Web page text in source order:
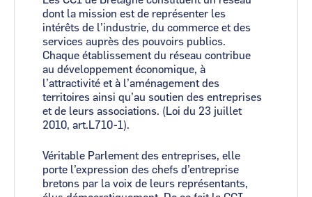
dont la mission est de représenter les
intérêts de l’industrie, du commerce et des
services auprès des pouvoirs publics.
Chaque établissement du réseau contribue
au développement économique, à
l’attractivité et à l’aménagement des
territoires ainsi qu’au soutien des entreprises
et de leurs associations. (Loi du 23 juillet
2010, art.L710-1).
Véritable Parlement des entreprises, elle
porte l’expression des chefs d’entreprise
bretons par la voix de leurs représentants,